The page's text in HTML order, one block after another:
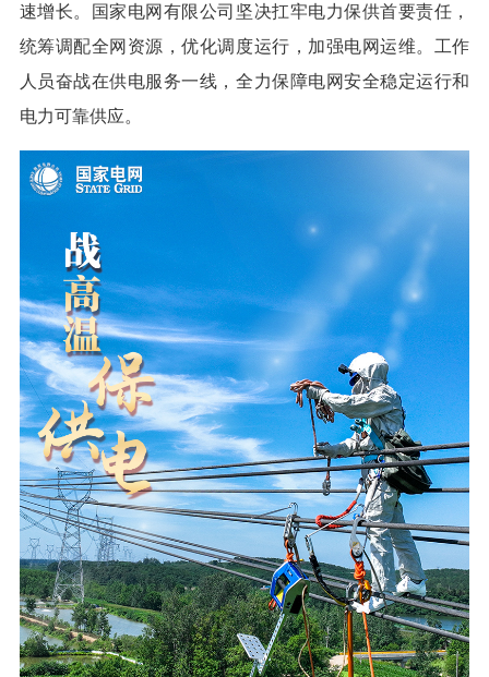
速增长。国家电网有限公司坚决扛牢电力保供首要责任，
统筹调配全网资源，优化调度运行，加强电网运维。工作
人员奋战在供电服务一线，全力保障电网安全稳定运行和
电力可靠供应。